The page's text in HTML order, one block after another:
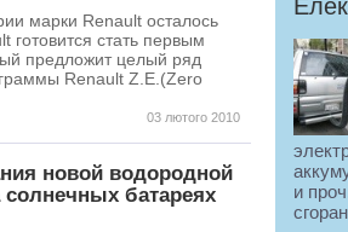
марки Renault осталось
готовится стать первым
предложит целый ряд
Renault Z.E.(Zero
03 лютого 2010
новой водородной
солнечных батареях
и